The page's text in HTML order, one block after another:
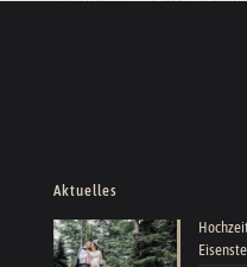
Aktuelles